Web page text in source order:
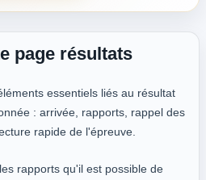
page résultats
essentiels liés au résultat
: arrivée, rapports, rappel des
rapide de l'épreuve.
rapports qu'il est possible de